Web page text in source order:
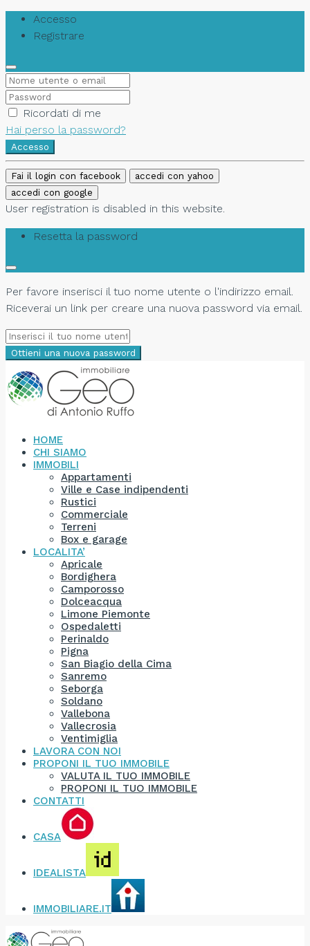
Accesso
Registrare
Ricordati di me
Hai perso la password?
Accesso
Fai il login con facebook
accedi con yahoo
accedi con google
User registration is disabled in this website.
Resetta la password
Per favore inserisci il tuo nome utente o l'indirizzo email.
Riceverai un link per creare una nuova password via email.
Ottieni una nuova password
HOME
CHI SIAMO
IMMOBILI
Appartamenti
Ville e Case indipendenti
Rustici
Commerciale
Terreni
Box e garage
LOCALITA’
Apricale
Bordighera
Camporosso
Dolceacqua
Limone Piemonte
Ospedaletti
Perinaldo
Pigna
San Biagio della Cima
Sanremo
Seborga
Soldano
Vallebona
Vallecrosia
Ventimiglia
LAVORA CON NOI
PROPONI IL TUO IMMOBILE
VALUTA IL TUO IMMOBILE
PROPONI IL TUO IMMOBILE
CONTATTI
CASA
IDEALISTA
IMMOBILIARE.IT